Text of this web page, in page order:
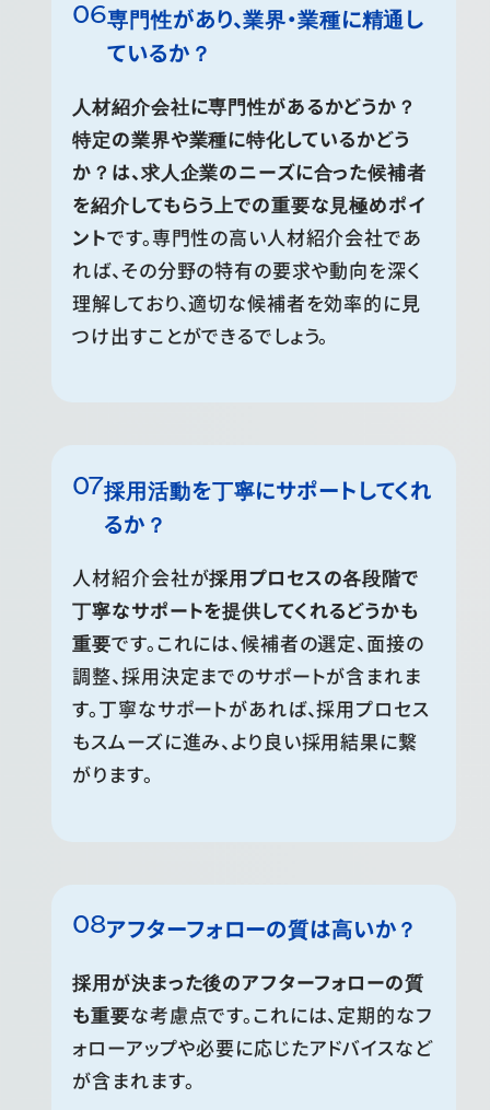
専門性があり、業界・業種に精通し
ているか？
人材紹介会社に専門性があるかどうか？
特定の業界や業種に特化しているかどう
か？は、求人企業のニーズに合った候補者
を紹介してもらう上での重要な見極めポイ
ントです。専門性の高い人材紹介会社であ
れば、その分野の特有の要求や動向を深く
理解しており、適切な候補者を効率的に見
つけ出すことができるでしょう。
採用活動を丁寧にサポートしてくれ
るか？
人材紹介会社が採用プロセスの各段階で
丁寧なサポートを提供してくれるどうかも
重要です。これには、候補者の選定、面接の
調整、採用決定までのサポートが含まれま
す。丁寧なサポートがあれば、採用プロセス
もスムーズに進み、より良い採用結果に繋
がります。
アフターフォローの質は高いか？
採用が決まった後のアフターフォローの質
も重要な考慮点です。これには、定期的なフ
ォローアップや必要に応じたアドバイスなど
が含まれます。